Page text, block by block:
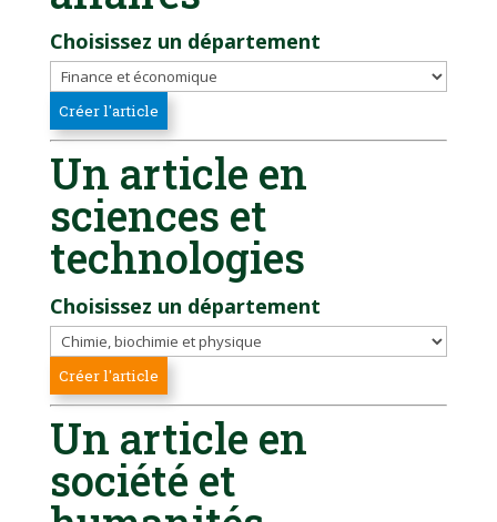
Choisissez un département
Un article en
sciences et
technologies
Choisissez un département
Un article en
société et